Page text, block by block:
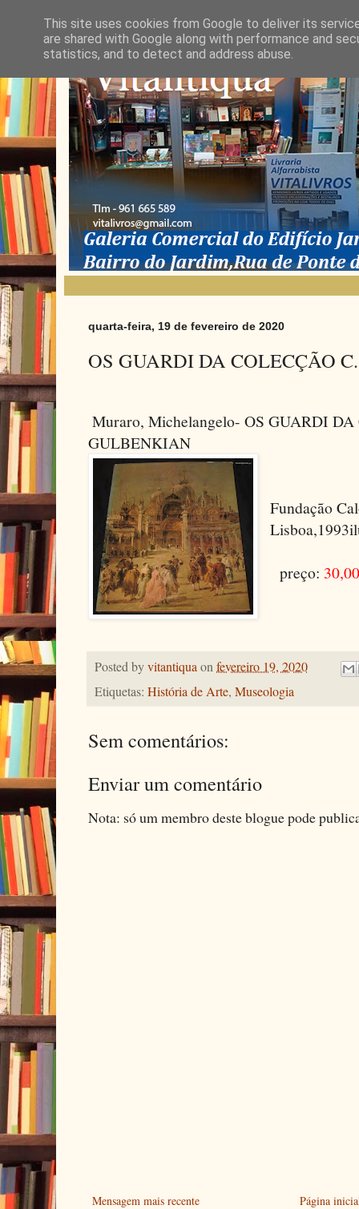
quarta-feira, 19 de fevereiro de 2020
OS GUARDI DA COLECÇÃO
Muraro, Michelangelo​- OS GUARDI
GULBENKIAN
Fundação
preço:
Posted byvitantiquaonfevereiro 19, 2020
Etiquetas: História de Arte, Museologia
Sem comentários:
Enviar um comentário
Nota: só um membro deste blogue pode
Mensagem mais recente Página
This site uses cookies from Google to deliver its
are shared with Google along with performance and
statistics, and to detect and address abuse.